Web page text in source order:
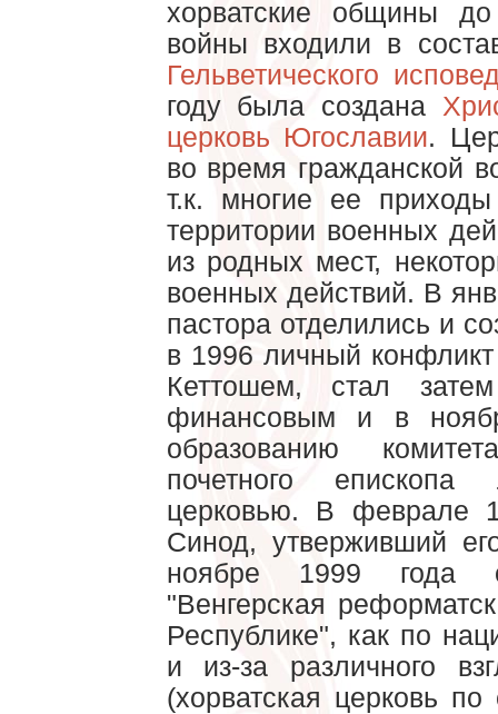
хорватские общины
войны входили в
Гельветического
году была создана
церковь Югославии.
во время гражданской
т.к. многие ее
территории военных
из родных мест,
военных действий. В
пастора отделились и
в 1996 личный
Кеттошем, стал
финансовым и в
образованию
почетного
церковью. В феврале
Синод, утверживший
ноябре 1999 года
"Венгерская
Республике", как по
и из-за различного
(хорватская церковь